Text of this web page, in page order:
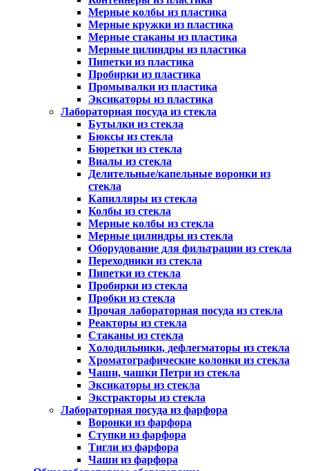
Мерные колбы из пластика
Мерные кружки из пластика
Мерные стаканы из пластика
Мерные цилиндры из пластика
Пипетки из пластика
Пробирки из пластика
Промывалки из пластика
Эксикаторы из пластика
Лабораторная посуда из стекла
Бутылки из стекла
Бюксы из стекла
Бюретки из стекла
Виалы из стекла
Делительные/капельные воронки из
стекла
Капилляры из стекла
Колбы из стекла
Мерные колбы из стекла
Мерные цилиндры из стекла
Оборудование для фильтрации из стекла
Переходники из стекла
Пипетки из стекла
Пробирки из стекла
Пробки из стекла
Прочая лабораторная посуда из стекла
Реакторы из стекла
Стаканы из стекла
Холодильники, дефлегматоры из стекла
Хроматографические колонки из стекла
Чаши, чашки Петри из стекла
Эксикаторы из стекла
Экстракторы из стекла
Лабораторная посуда из фарфора
Воронки из фарфора
Ступки из фарфора
Тигли из фарфора
Чаши из фарфора